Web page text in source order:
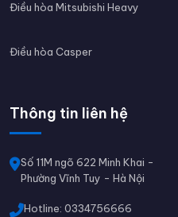
Điều hòa Mitsubishi Heavy
Điều hòa Casper
Thông tin liên hệ
Số 11M ngõ 622 Minh Khai -
Phường Vĩnh Tuy - Hà Nội
Hotline: 0334756666